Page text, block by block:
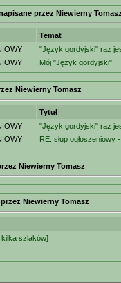
przez Niewierny
Temat
"Język gordyjski" raz
Mój "Język gordyjski"
Niewierny Tomasz
Tytuł
"Język gordyjski" raz
RE: słup ogłoszeniowy
Niewierny Tomasz
Niewierny Tomasz
szlaków]